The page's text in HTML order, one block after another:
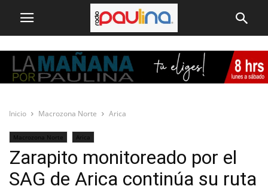
Inicio Macrozona Norte Arica
Macrozona Norte Arica
Zarapito monitoreado por el
SAG de Arica continúa su ruta